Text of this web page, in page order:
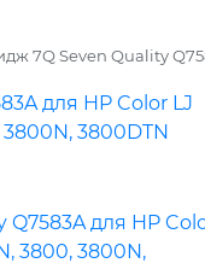
7Q Seven Quality